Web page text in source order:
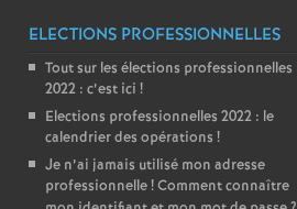
ELECTIONS PROFESSIONNELLES
Tout sur les élections professionnelles
2022 : c’est ici !
Elections professionnelles 2022 : le
calendrier des opérations !
Je n’ai jamais utilisé mon adresse
professionnelle! Comment connaître